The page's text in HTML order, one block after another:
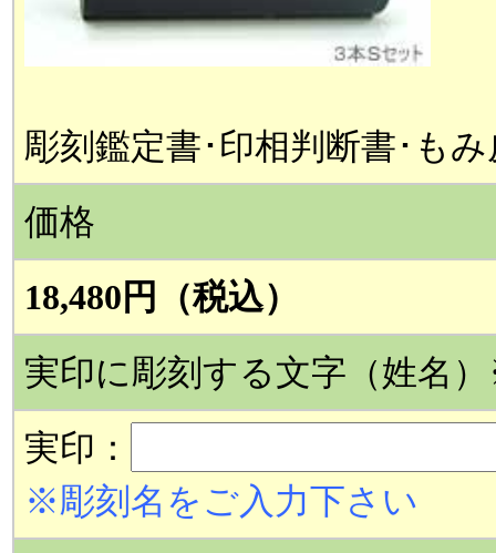
彫刻鑑定書･印相判断書･も
価格
18,480円（税込）
実印に彫刻する文字（姓名
実印：
※彫刻名をご入力下さい